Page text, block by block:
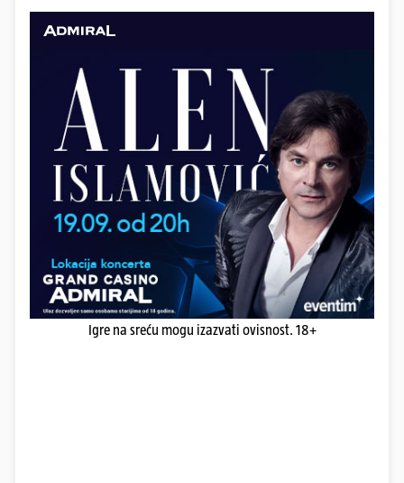
Igre na sreću mogu izazvati ovisnost. 18+